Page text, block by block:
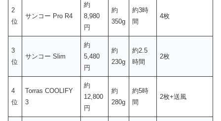
2
位
サンコー Pro R4
約
8,980
円
約
350g
約3時
間
4枚
3
位
サンコー Slim
約
5,480
円
約
230g
約2.5
時間
2枚
4
位
Torras COOLIFY
3
約
12,800
円
約
280g
約5時
間
2枚+送風